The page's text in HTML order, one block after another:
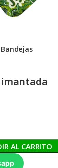
Bandejas
AL CARRITO